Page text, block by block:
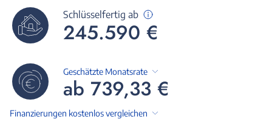
Schlüsselfertig ab
245.590 €
Geschätzte Monatsrate
ab 739,33 €
Finanzierungen kostenlos vergleichen